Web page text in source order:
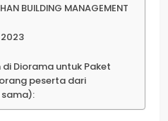
BUILDING MANAGEMENT
2023
Diorama untuk Paket
peserta dari